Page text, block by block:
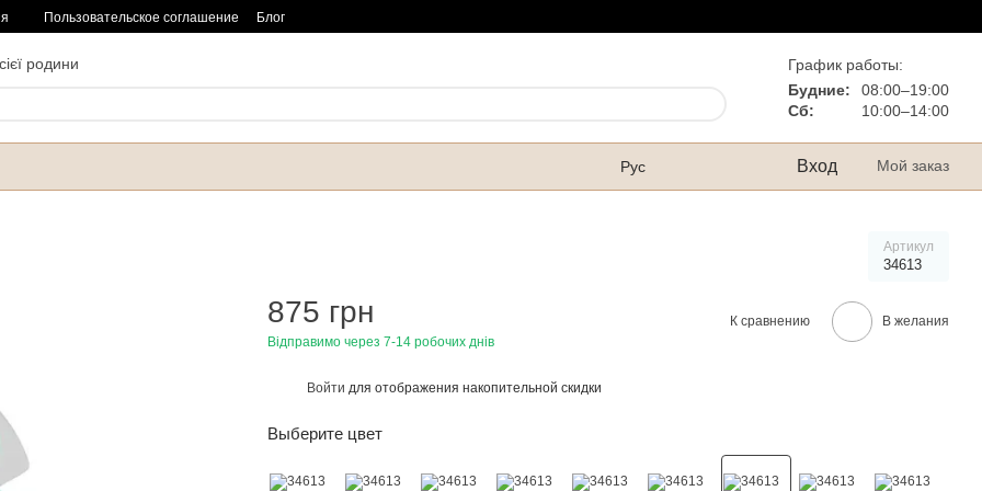
Пользовательское соглашение Блог
родини
График работы:
Будние:
08:00–19:00
Сб:
10:00–14:00
Рус Вход Мой заказ
Артикул
34613
875 грн
Відправимо через 7-14 робочих днів
К сравнению В желания
Войти для отображения накопительной скидки
Выберите цвет